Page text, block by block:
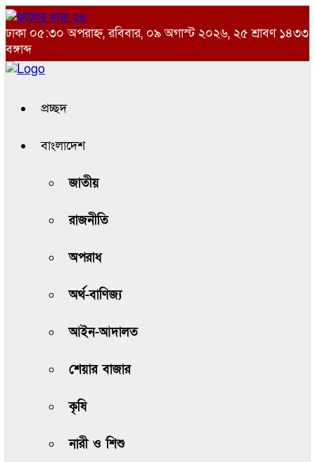
ঢাকা ০৫:৩০ অপরাহ্ন, রবিবার, ০৯ অগাস্ট ২০২৬, ২৫ শ্রাবণ ১৪৩৩
বঙ্গাব্দ
প্রচ্ছদ
বাংলাদেশ
জাতীয়
রাজনীতি
অপরাধ
অর্থ-বাণিজ্য
আইন-আদালত
শেয়ার বাজার
কৃষি
নারী ও শিশু